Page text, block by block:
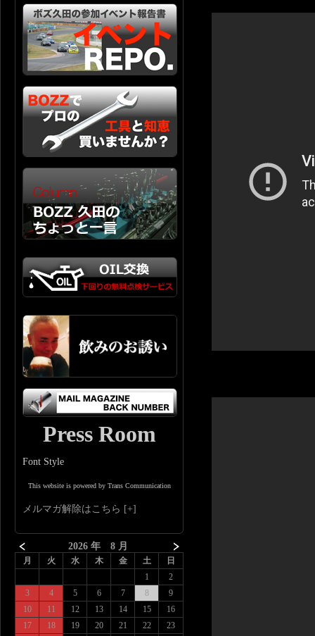
Press Room
Font Style
This website is powered by Trans Communication
メルマガ解除はこちら
2026 年 8 月
月 火 水 木 金 土
日
1
2
3
4 5 6 7 8
9
10
11 12 13 14 15
16
17
18 19 20 21 22
23